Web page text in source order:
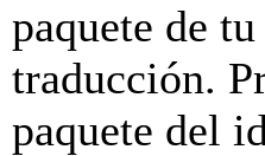
paquete de
traducción.
paquete del